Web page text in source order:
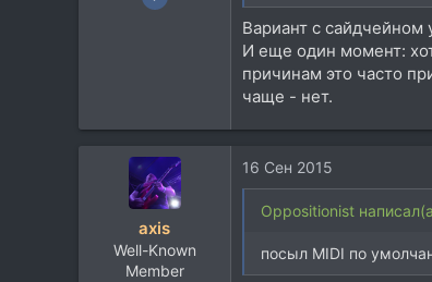
Вариант с сайдчейном
И еще один момент:
причинам это часто
чаще - нет.
axis
Well-Known
Member
16 Сен 2015
Oppositionist
посыл MIDI по